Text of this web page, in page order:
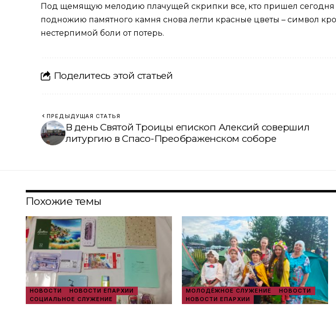
Под щемящую мелодию плачущей скрипки все, кто пришел сегодня
подножию памятного камня снова легли красные цветы – символ
нестерпимой боли от потерь.
Поделитесь этой статьей
ПРЕДЫДУЩАЯ СТАТЬЯ
В день Святой Троицы епископ Алексий совершил
литургию в Спасо-Преображенском соборе
Похожие темы
НОВОСТИ
НОВОСТИ ЕПАРХИИ
СОЦИАЛЬНОЕ СЛУЖЕНИЕ
МОЛОДЁЖНОЕ СЛУЖЕНИЕ
НОВОСТИ
НОВОСТИ ЕПАРХИИ